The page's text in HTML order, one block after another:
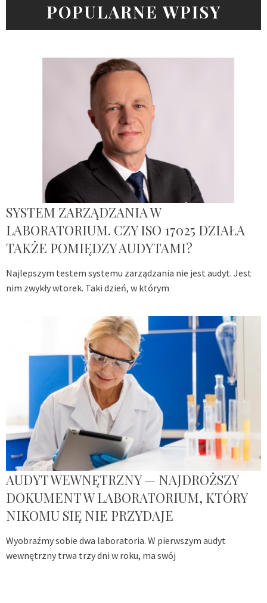
POPULARNE WPISY
SYSTEM ZARZĄDZANIA W
LABORATORIUM. CZY ISO 17025 DZIAŁA
TAKŻE POMIĘDZY AUDYTAMI?
Najlepszym testem systemu zarządzania nie jest audyt. Jest
nim zwykły wtorek. Taki dzień, w którym
AUDYT WEWNĘTRZNY — NAJDROŻSZY
DOKUMENT W LABORATORIUM, KTÓRY
NIKOMU SIĘ NIE PRZYDAJE
Wyobraźmy sobie dwa laboratoria. W pierwszym audyt
wewnętrzny trwa trzy dni w roku, ma swój